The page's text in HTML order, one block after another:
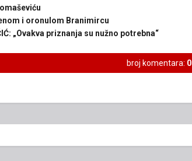
i oronulom Branimircu
„Ovakva priznanja su nužno potrebna“
broj komentara: 0